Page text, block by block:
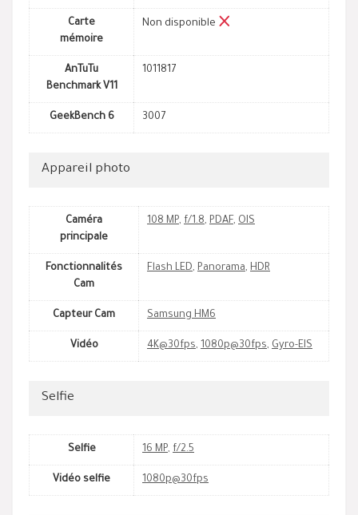
Carte
mémoire
Non disponible
AnTuTu
Benchmark V11
1011817
GeekBench 6 3007
Appareil photo
Caméra
principale
108 MP, f/1.8, PDAF, OIS
Fonctionnalités
Cam
Flash LED, Panorama, HDR
Capteur Cam Samsung HM6
Vidéo 4K@30fps, 1080p@30fps, Gyro-EIS
Selfie
Selfie 16 MP, f/2.5
Vidéo selfie 1080p@30fps